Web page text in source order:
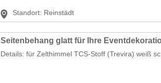
Standort: Reinstädt
Seitenbehang glatt für Ihre
Details: für Zelthimmel TCS-Stoff (Trevira) weiß